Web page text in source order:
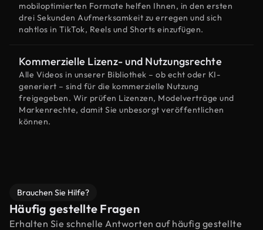
mobiloptimierten Formate helfen Ihnen, in den ersten
drei Sekunden Aufmerksamkeit zu erregen und sich
nahtlos in TikTok, Reels und Shorts einzufügen.
Kommerzielle Lizenz- und Nutzungsrechte
Alle Videos in unserer Bibliothek – ob echt oder KI-
generiert – sind für die kommerzielle Nutzung
freigegeben. Wir prüfen Lizenzen, Modelverträge und
Markenrechte, damit Sie unbesorgt veröffentlichen
können.
Brauchen Sie Hilfe?
Häufig gestellte Fragen
Erhalten Sie schnelle Antworten auf häufig gestellte